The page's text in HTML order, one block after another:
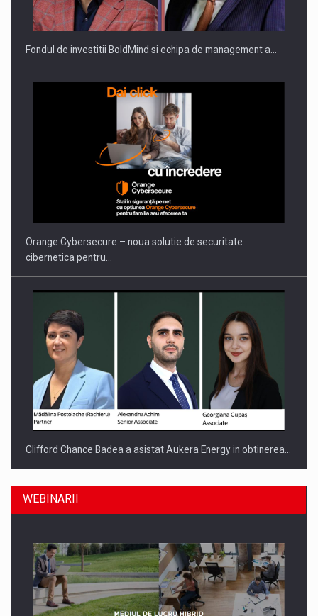
Fondul de investitii BoldMind si echipa de management a…
Orange Cybersecure – noua solutie de securitate
cibernetica pentru…
Clifford Chance Badea a asistat Aukera Energy in obtinerea…
WEBINARII